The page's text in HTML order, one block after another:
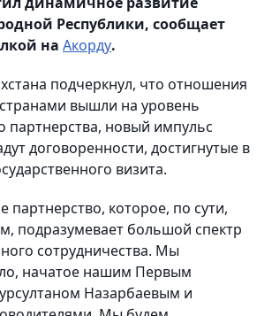
Республики, сообщает
на Акорду.
подчеркнул, что отношения
вышли на уровень
партнерства, новый импульс
договоренности, достигнутые в
визита.
партнерство, которое, по сути,
подразумевает большой спектр
сотрудничества. Мы
начатое нашим Первым
Назарбаевым и